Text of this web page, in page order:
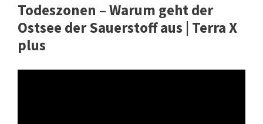
Todeszonen – Warum geht der
Ostsee der Sauerstoff aus | Terra X
plus